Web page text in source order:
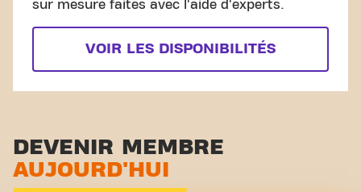
sur mesure faites avec l'aide d'experts.
VOIR LES DISPONIBILITÉS
DEVENIR MEMBRE
AUJOURD'HUI